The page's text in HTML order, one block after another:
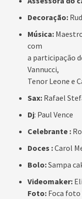
Decoração:
Música:
com
a participação
Vannucci,
Tenor Leone e
Sax: Rafael
Dj: Paul Vence
Celebrante :
Doces :Carol
Bolo:Sampa
Videomaker:
Foto: Foca foto